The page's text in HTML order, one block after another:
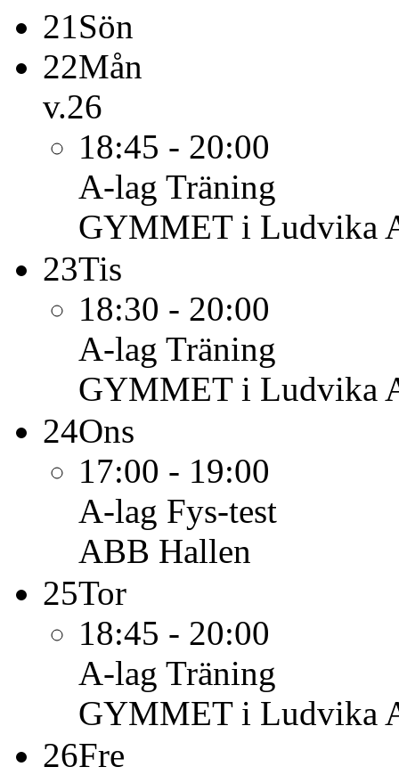
21Sön
22Mån
v.26
18:45 - 20:00
A-lag Träning
GYMMET i Ludvika
23Tis
18:30 - 20:00
A-lag Träning
GYMMET i Ludvika
24Ons
17:00 - 19:00
A-lag Fys-test
ABB Hallen
25Tor
18:45 - 20:00
A-lag Träning
GYMMET i Ludvika
26Fre